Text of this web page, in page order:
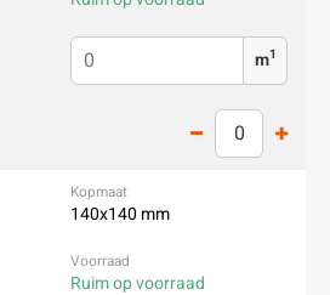
m1
140x140 mm
Ruim op voorraad